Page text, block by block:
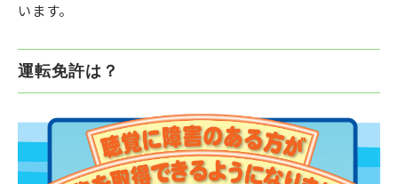
います。
運転免許は？